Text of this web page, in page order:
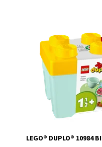
Kreativní legrace pro
Dostupnost:
Skladem
Kód:
10925
Značka:
LEGO
LEGO® DUPLO® 10984